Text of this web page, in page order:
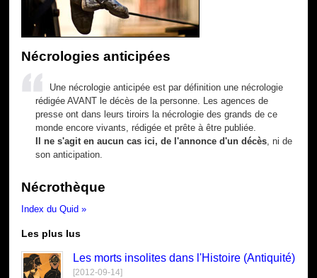
Nécrologies anticipées
Une nécrologie anticipée est par définition une nécrologie
rédigée AVANT le décès de la personne. Les agences de
presse ont dans leurs tiroirs la nécrologie des grands de ce
monde encore vivants, rédigée et prête à être publiée.
Il ne s'agit en aucun cas ici, de l'annonce d'un décès , ni de
son anticipation.
Nécrothèque
Index du Quid »
Les plus lus
Les morts insolites dans l'Histoire (Antiquité)
[2012-09-14]